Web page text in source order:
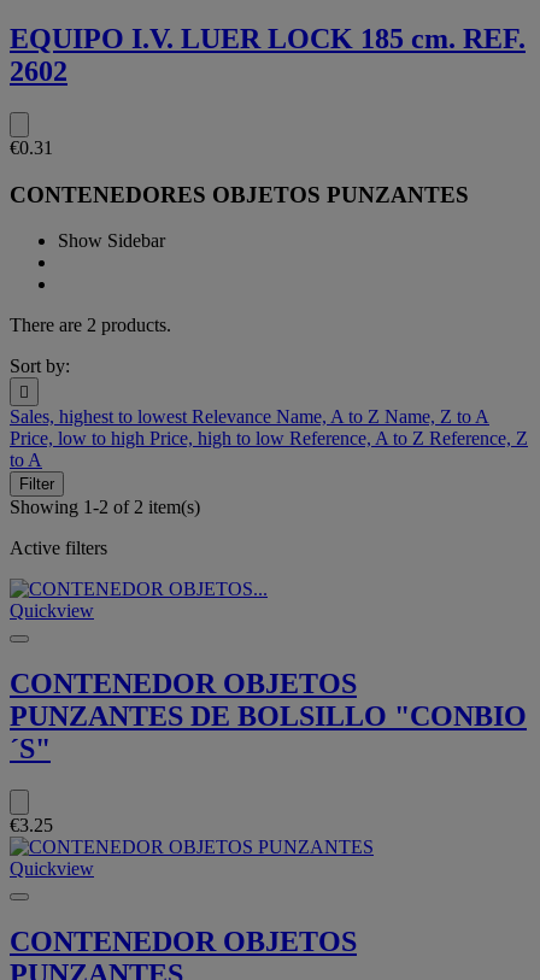
EQUIPO I.V. LUER LOCK 185 cm. REF.
2602
€0.31
CONTENEDORES OBJETOS PUNZANTES
Show Sidebar
There are 2 products.
Sort by:

Sales, highest to lowest Relevance Name, A to Z Name, Z to A
Price, low to high Price, high to low Reference, A to Z Reference, Z
to A
Filter
Showing 1-2 of 2 item(s)
Active filters
Quickview
CONTENEDOR OBJETOS
PUNZANTES DE BOLSILLO "CONBIO
´S"
€3.25
Quickview
CONTENEDOR OBJETOS